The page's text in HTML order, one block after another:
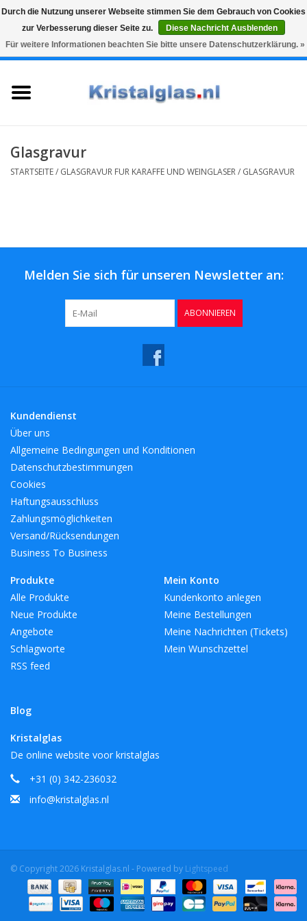
Snelle levering
Graveren
0 Artikel - €0,00
Karaffen
Geschenke
Glasgravur
STARTSEITE/ GLASGRAVUR FUR KARAFFE UND WEINGLASER/ GLASGRAVUR
Melden Sie sich für unseren Newsletter an:
ABONNIEREN
Kundendienst
Über uns
Allgemeine Bedingungen und Konditionen
Datenschutzbestimmungen
Cookies
Haftungsausschluss
Zahlungsmöglichkeiten
Versand/Rücksendungen
Business To Business
Produkte
Alle Produkte
Neue Produkte
Angebote
Schlagworte
RSS feed
Blog
Mein Konto
Kundenkonto anlegen
Meine Bestellungen
Meine Nachrichten (Tickets)
Mein Wunschzettel
Kristalglas
De online website voor kristalglas
+31 (0) 342-236032
info@kristalglas.nl
© Copyright 2026 Kristalglas.nl - Powered by Lightspeed
Durch die Nutzung unserer Webseite stimmen Sie dem Gebrauch von Cookies
zur Verbesserung dieser Seite zu.
Diese Nachricht Ausblenden
Für weitere Informationen beachten Sie bitte unsere Datenschutzerklärung. »